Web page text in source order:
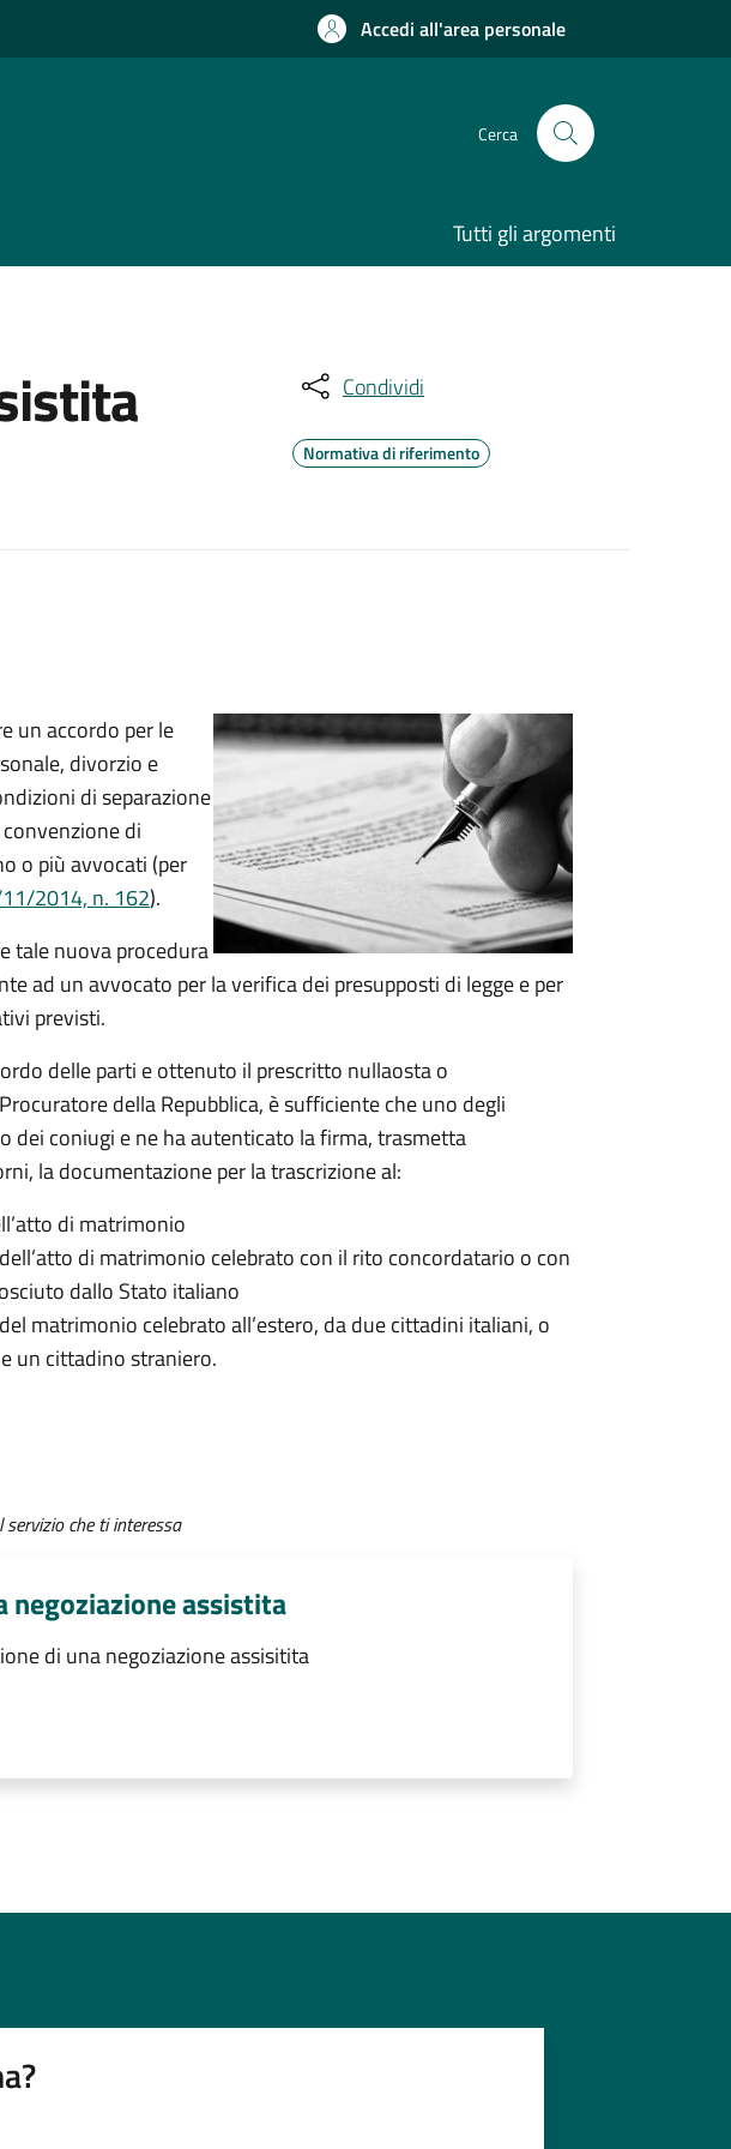
Accedi all'area personale
Cerca
Tutti gli argomenti
Condividi
Normativa di riferimento
un accordo per le
divorzio e
di separazione
di
o più avvocati (per
2014, n. 162).
tale nuova procedura
ad un avvocato per la verifica dei presupposti di legge e per
previsti.
delle parti e ottenuto il prescritto nullaosta o
della Repubblica, è sufficiente che uno degli
dei coniugi e ne ha autenticato la firma, trasmetta
la documentazione per la trascrizione al:
di matrimonio
di matrimonio celebrato con il rito concordatario o con
dallo Stato italiano
matrimonio celebrato all’estero, da due cittadini italiani, o
un cittadino straniero.
che ti interessa
negoziazione assistita
di una negoziazione assisitita